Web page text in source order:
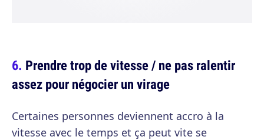
Prendre trop de vitesse / ne pas ralentir
assez pour négocier un virage
Certaines personnes deviennent accro à la
vitesse avec le temps et ça peut vite se